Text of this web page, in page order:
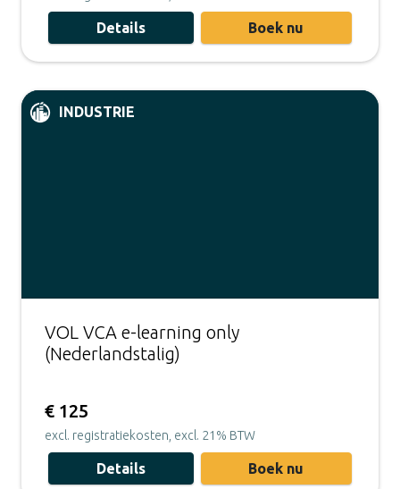
Details Boek nu
INDUSTRIE
VOL VCA e-learning only
(Nederlandstalig)
€ 125
excl. registratiekosten, excl. 21% BTW
Details Boek nu